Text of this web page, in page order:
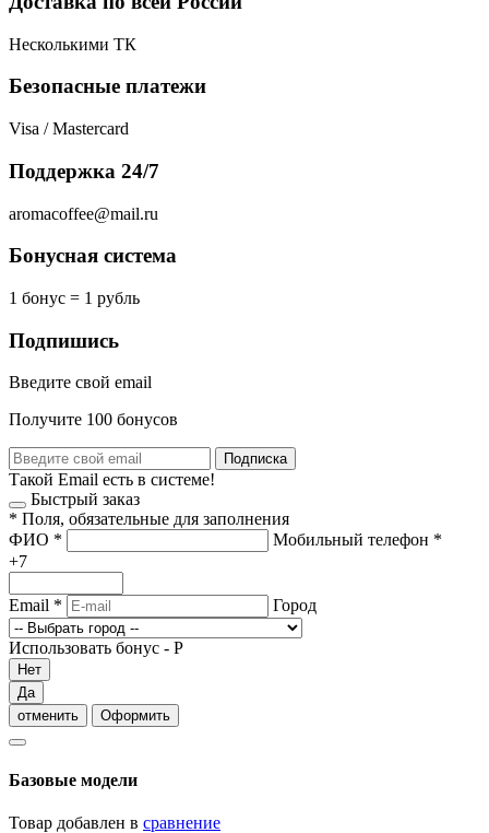
Несколькими ТК
Безопасные платежи
Visa / Mastercard
Поддержка 24/7
aromacoffee@mail.ru
Бонусная система
1 бонус = 1 рубль
Подпишись
Введите свой email
Получите 100 бонусов
Подписка
Такой Email есть в системе!
Быстрый заказ
* Поля, обязательные для заполнения
ФИО * Мобильный телефон *
+7
Email * Город
Использовать бонус - Р
Нет
Да
отменить
Оформить
Базовые модели
Товар добавлен в сравнение